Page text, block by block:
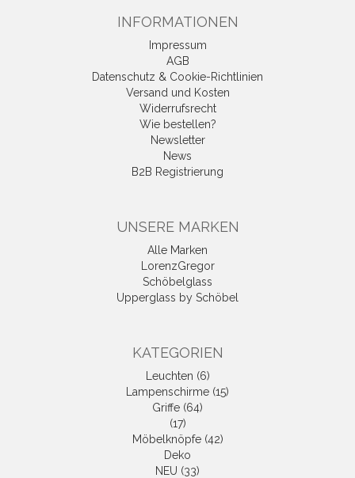
INFORMATIONEN
Impressum
AGB
Datenschutz & Cookie-Richtlinien
Versand und Kosten
Widerrufsrecht
Wie bestellen?
Newsletter
News
B2B Registrierung
UNSERE MARKEN
Alle Marken
LorenzGregor
Schöbelglass
Upperglass by Schöbel
KATEGORIEN
Leuchten (6)
Lampenschirme (15)
Griffe (64)
(17)
Möbelknöpfe (42)
Deko
NEU (33)